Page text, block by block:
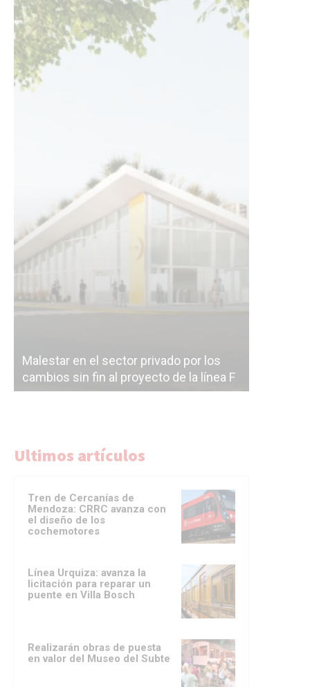
Malestar en el sector privado por los
cambios sin fin al proyecto de la línea F
Ultimos artículos
Tren de Cercanías de
Mendoza: CRRC avanza con
el diseño de los
cochemotores
Línea Urquiza: avanza la
licitación para reparar un
puente en Villa Bosch
Realizarán obras de puesta
en valor del Museo del Subte